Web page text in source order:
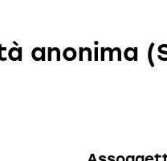
anonima